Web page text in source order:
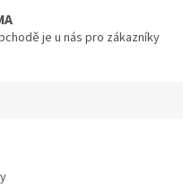
je u nás pro zákazníky